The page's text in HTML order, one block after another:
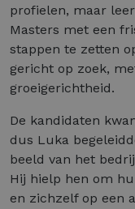
profielen, maar
Masters met een
stappen te zetten
gericht op zoek,
groeigerichtheid.
De kandidaten
dus Luka
beeld van het
Hij hielp hen om
en zichzelf op een